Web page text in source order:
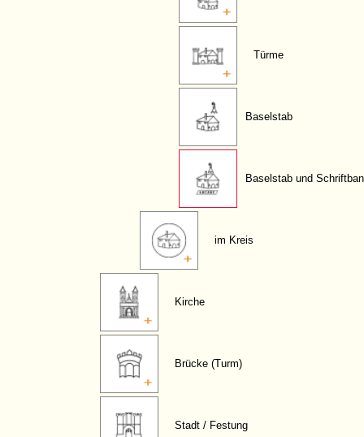
Türme
Baselstab
Baselstab und
im Kreis
Kirche
Brücke (Turm)
Stadt / Festung